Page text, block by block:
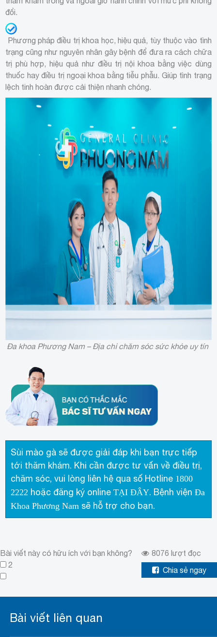
đổi.
Phương pháp điều trị khoa học, hiệu quả, tùy thuộc vào tình
trạng cũng như nguyên nhân gây bệnh để đưa ra cách chữa
trị phù hợp, hiệu quả như điều trị nội khoa bằng việc dùng
thuốc hay điều trị ngoại khoa bằng tiễu phẫu. Giúp tình trạng
lệch tinh hoàn được cải thiện nhanh chóng.
Đa khoa Phương Nam – Địa chỉ chăm sóc sức khỏe uy tín
Sùi mào gà sẽ được giải đáp khi bạn trực tiếp
tới thăm khám. Khi cần được tư vấn về điều trị,
chăm sóc, vui lòng liên hệ qua số Hotline 1800
2222 hoặc đăng ký onlineTẠI ĐÂY. Bệnh việnĐa
Khoa Phương Nam sẽ hỗ trợ cho bạn.
Bài viết này có hữu ích với bạn không?
2
8076 lượt đọc
Chia sẻ ngay
Bài viết liên quan